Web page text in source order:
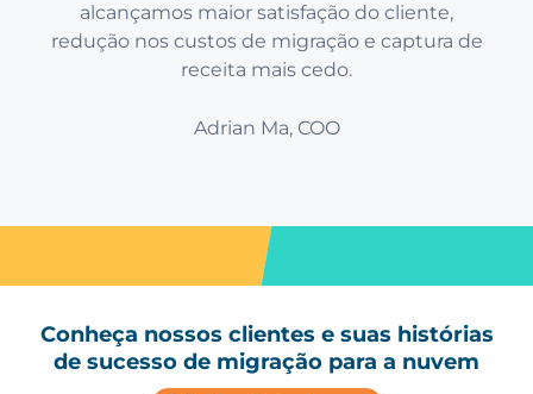
alcançamos maior satisfação do cliente,
redução nos custos de migração e captura de
receita mais cedo.
Adrian Ma, COO
Conheça nossos clientes e suas histórias
de sucesso de migração para a nuvem